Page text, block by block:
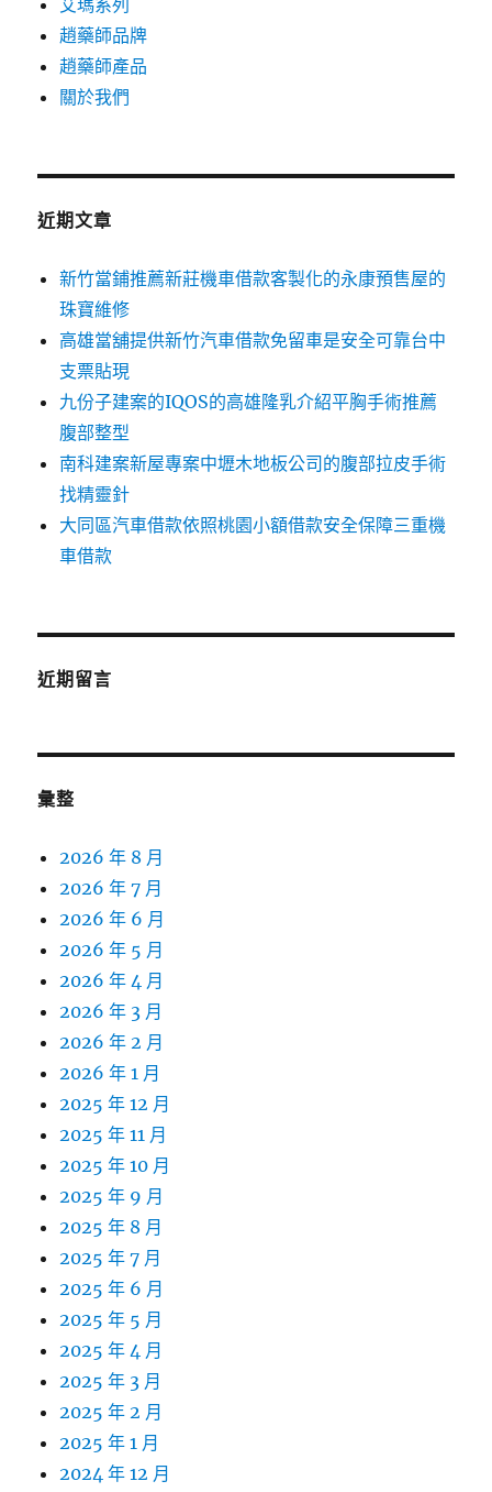
艾瑪系列
趙藥師品牌
趙藥師產品
關於我們
近期文章
新竹當鋪推薦新莊機車借款客製化的永康預售屋的
珠寶維修
高雄當舖提供新竹汽車借款免留車是安全可靠台中
支票貼現
九份子建案的IQOS的高雄隆乳介紹平胸手術推薦
腹部整型
南科建案新屋專案中壢木地板公司的腹部拉皮手術
找精靈針
大同區汽車借款依照桃園小額借款安全保障三重機
車借款
近期留言
彙整
2026 年 8 月
2026 年 7 月
2026 年 6 月
2026 年 5 月
2026 年 4 月
2026 年 3 月
2026 年 2 月
2026 年 1 月
2025 年 12 月
2025 年 11 月
2025 年 10 月
2025 年 9 月
2025 年 8 月
2025 年 7 月
2025 年 6 月
2025 年 5 月
2025 年 4 月
2025 年 3 月
2025 年 2 月
2025 年 1 月
2024 年 12 月